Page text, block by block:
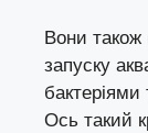
Вони
запуску
бактеріями
Ось такий